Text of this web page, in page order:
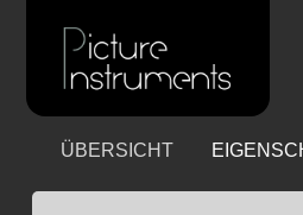
ÜBERSICHT